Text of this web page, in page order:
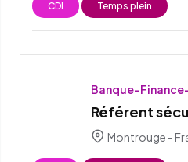
CDI Temps plein
Banque-
Référent
Montrouge -